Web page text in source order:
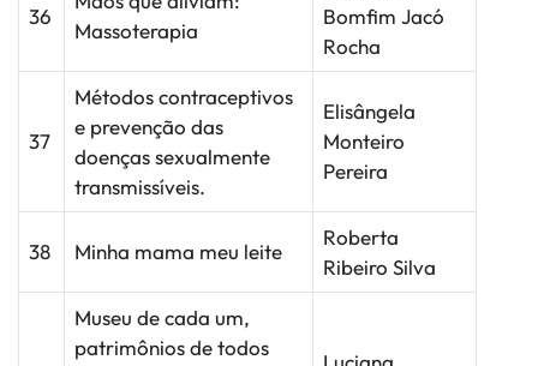
36
Massoterapia
Bomfim Jacó
Rocha
37
Métodos contraceptivos
e prevenção das
doenças sexualmente
transmissíveis.
Elisângela
Monteiro
Pereira
38 Minha mama meu leite
Roberta
Ribeiro Silva
Museu de cada um,
patrimônios de todos